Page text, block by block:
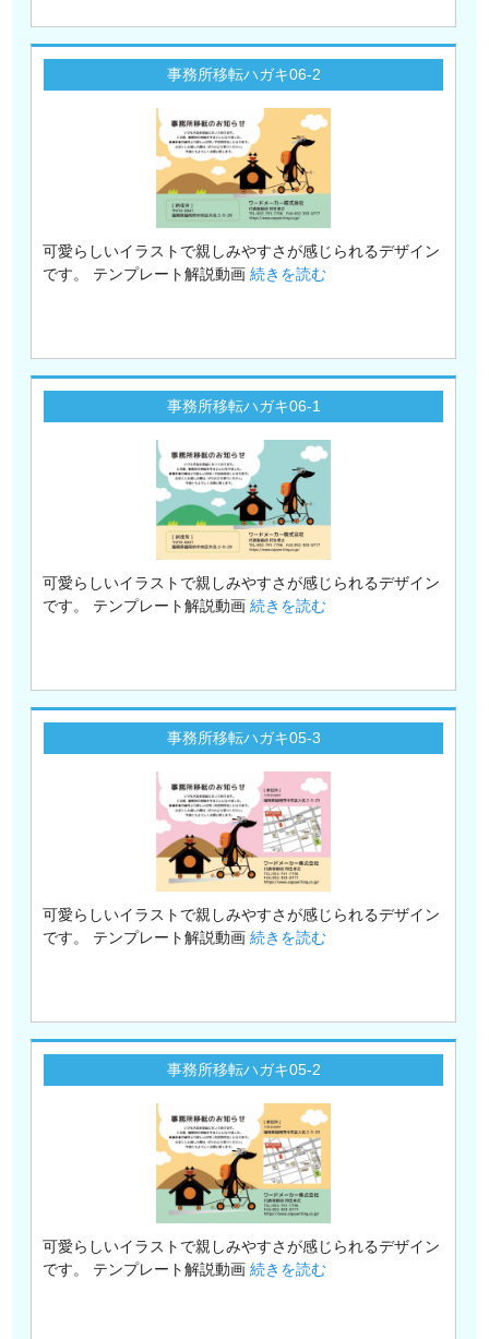
事務所移転ハガキ06-2
可愛らしいイラストで親しみやすさが感じられるデザイン
です。 テンプレート解説動画続きを読む
事務所移転ハガキ06-1
可愛らしいイラストで親しみやすさが感じられるデザイン
です。 テンプレート解説動画続きを読む
事務所移転ハガキ05-3
可愛らしいイラストで親しみやすさが感じられるデザイン
です。 テンプレート解説動画続きを読む
事務所移転ハガキ05-2
可愛らしいイラストで親しみやすさが感じられるデザイン
です。 テンプレート解説動画続きを読む